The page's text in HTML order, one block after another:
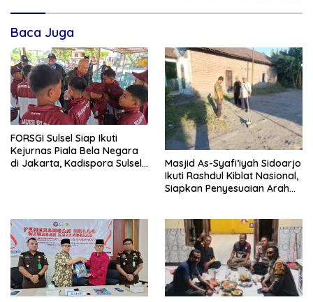
Baca Juga
FORSGI Sulsel Siap Ikuti
Kejurnas Piala Bela Negara
di Jakarta, Kadispora Sulsel
Masjid As-Syafi’iyah Sidoarjo
Ikuti Rashdul Kiblat Nasional,
Siapkan Penyesuaian Arah